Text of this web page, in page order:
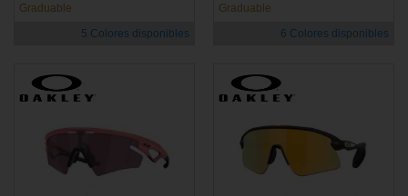
Graduable
5 Colores disponibles
Graduable
6 Colores disponibles